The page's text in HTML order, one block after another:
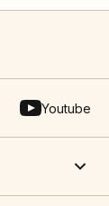
Youtube